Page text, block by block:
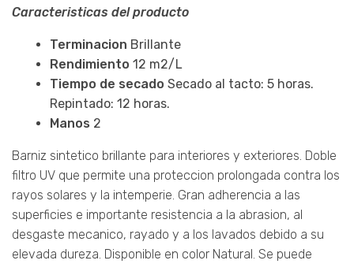
Caracteristicas del producto
Terminacion Brillante
Rendimiento 12 m2/L
Tiempo de secado Secado al tacto: 5 horas.
Repintado: 12 horas.
Manos 2
Barniz sintetico brillante para interiores y exteriores. Doble
filtro UV que permite una proteccion prolongada contra los
rayos solares y la intemperie. Gran adherencia a las
superficies e importante resistencia a la abrasion, al
desgaste mecanico, rayado y a los lavados debido a su
elevada dureza. Disponible en color Natural. Se puede